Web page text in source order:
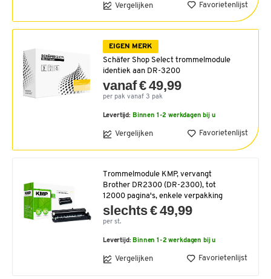
Vergelijken Favorietenlijst
EIGEN MERK
Schäfer Shop Select trommelmodule
identiek aan DR-3200
vanaf € 49,99
per pak vanaf 3 pak
Levertijd: Binnen 1-2 werkdagen bij u
Vergelijken Favorietenlijst
Trommelmodule KMP, vervangt
Brother DR2300 (DR-2300), tot
12000 pagina's, enkele verpakking
slechts € 49,99
per st.
Levertijd: Binnen 1-2 werkdagen bij u
Vergelijken Favorietenlijst